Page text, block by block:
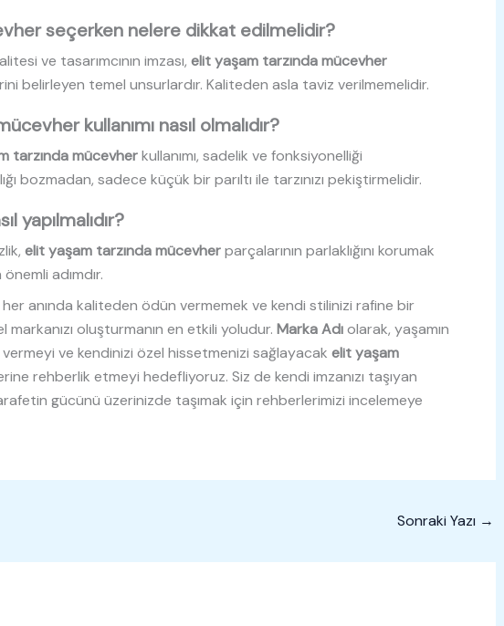
seçerken nelere dikkat edilmelidir?
ve tasarımcının imzası, elit yaşam tarzında mücevher
belirleyen temel unsurlardır. Kaliteden asla taviz verilmemelidir.
kullanımı nasıl olmalıdır?
tarzında mücevherkullanımı, sadelik ve fonksiyonelliği
bozmadan, sadece küçük bir parıltı ile tarzınızı pekiştirmelidir.
yapılmalıdır?
elit yaşam tarzında mücevherparçalarının parlaklığını korumak
adımdır.
her anında kaliteden ödün vermemek ve kendi stilinizi rafine bir
oluşturmanın en etkili yoludur. Marka Adıolarak, yaşamın
ve kendinizi özel hissetmenizi sağlayacak elit yaşam
rehberlik etmeyi hedefliyoruz. Siz de kendi imzanızı taşıyan
gücünü üzerinizde taşımak için rehberlerimizi incelemeye
Sonraki Yazı →